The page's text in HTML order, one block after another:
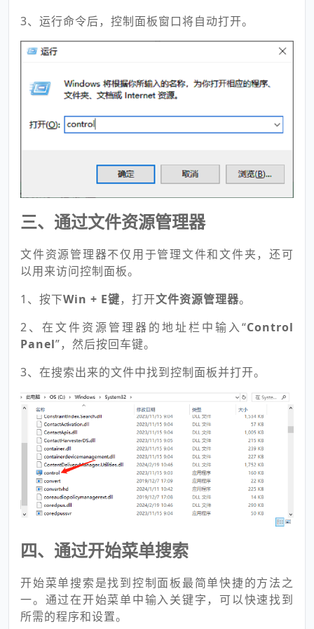
3、运行命令后，控制面板窗口将自动打开。
三、通过文件资源管理器
文件资源管理器不仅用于管理文件和文件夹，还可
以用来访问控制面板。
1、按下Win + E键，打开文件资源管理器。
2、在文件资源管理器的地址栏中输入“Control
Panel”，然后按回车键。
3、在搜索出来的文件中找到控制面板并打开。
四、通过开始菜单搜索
开始菜单搜索是找到控制面板最简单快捷的方法之
一。通过在开始菜单中输入关键字，可以快速找到
所需的程序和设置。